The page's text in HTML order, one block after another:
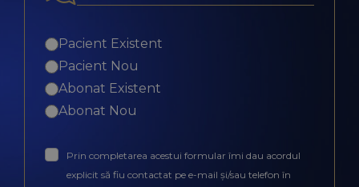
Pacient Existent
Pacient Nou
Abonat Existent
Abonat Nou
Prin completarea acestui formular îmi dau acordul
explicit să fiu contactat pe e-mail și/sau telefon în